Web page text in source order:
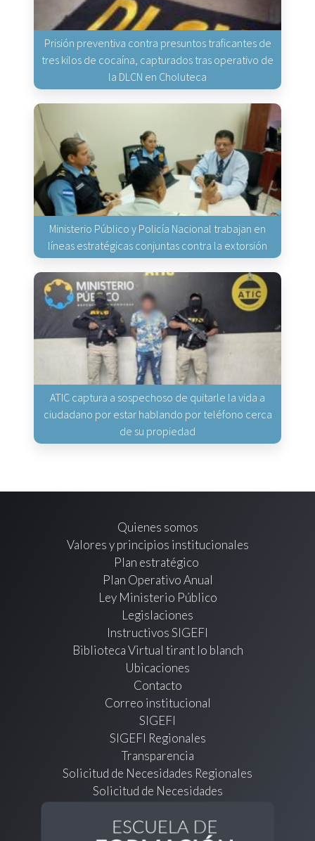
Prisión preventiva contra presuntos traficantes de
tres kilos de cocaína, capturados tras operativo de
la DLCN en Choluteca
Ministerio Público y Policía Nacional trabajan en
líneas estratégicas conjuntas contra la extorsión
ATIC captura a sospechoso de quitarle la vida a
ciudadano por estar hablando por teléfono cerca
de su propiedad
Quienes somos
Valores y principios institucionales
Plan estratégico
Plan Operativo Anual
Ley Ministerio Público
Legislaciones
Instructivos SIGEFI
Biblioteca Virtual tirant lo blanch
Ubicaciones
Contacto
Correo institucional
SIGEFI
SIGEFI Regionales
Transparencia
Solicitud de Necesidades Regionales
Solicitud de Necesidades